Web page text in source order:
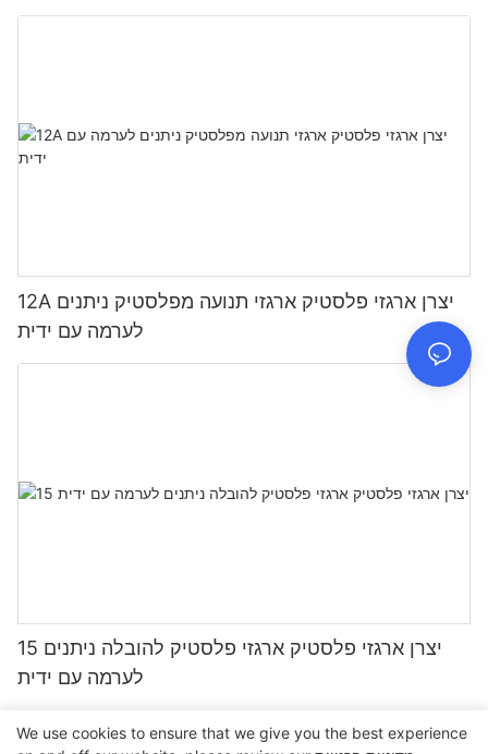
12A יצרן ארגזי פלסטיק ארגזי תנועה מפלסטיק ניתנים
לערמה עם ידית
15 יצרן ארגזי פלסטיק ארגזי פלסטיק להובלה ניתנים
לערמה עם ידית
We use cookies to ensure that we give you the best experience